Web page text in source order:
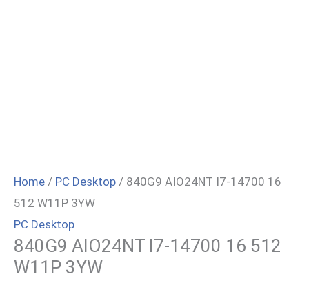
Home / PC Desktop / 840G9 AIO24NT I7-14700 16
512 W11P 3YW
PC Desktop
840G9 AIO24NT I7-14700 16 512
W11P 3YW